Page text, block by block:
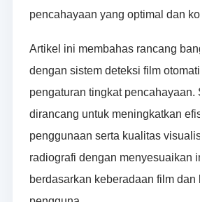
pencahayaan yang optimal dan
Artikel ini membahas rancang
dengan sistem deteksi film
pengaturan tingkat pencahayaan.
dirancang untuk meningkatkan
penggunaan serta kualitas
radiografi dengan menyesuaikan
berdasarkan keberadaan film dan